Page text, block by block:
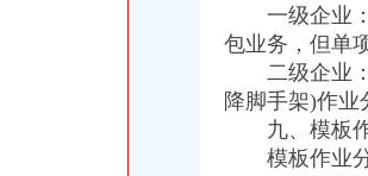
一级企业：
包业务，但单
二级企业：
降脚手架)作
九、模板作
模板作业分